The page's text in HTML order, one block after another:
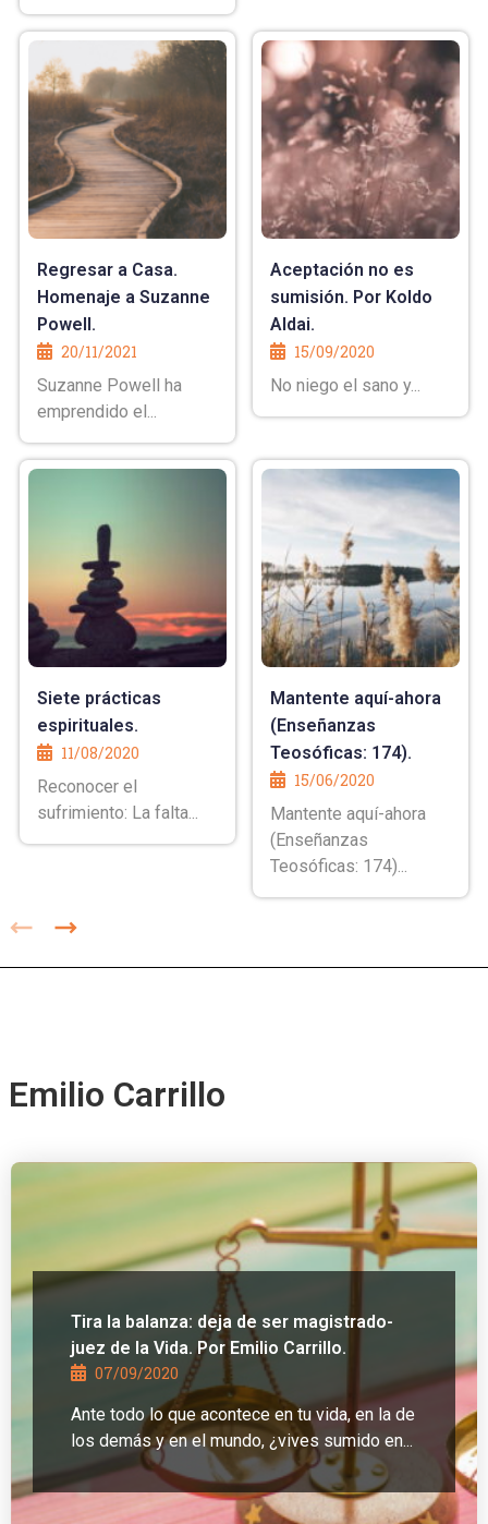
Regresar a Casa.
Homenaje a Suzanne
Powell.
20/11/2021
Suzanne Powell ha
emprendido el...
Aceptación no es
sumisión. Por Koldo
Aldai.
15/09/2020
No niego el sano y...
Siete prácticas
espirituales.
11/08/2020
Reconocer el
sufrimiento: La falta...
Mantente aquí-ahora
(Enseñanzas
Teosóficas: 174).
15/06/2020
Mantente aquí-ahora
(Enseñanzas
Teosóficas: 174)...
Emilio Carrillo
Tira la balanza: deja de ser magistrado-
juez de la Vida. Por Emilio Carrillo.
07/09/2020
Ante todo lo que acontece en tu vida, en la de
los demás y en el mundo, ¿vives sumido en...